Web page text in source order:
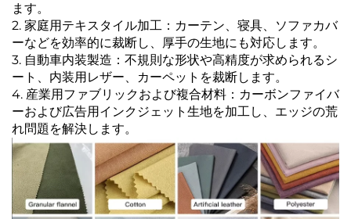
ます。
2. 家庭用テキスタイル加工：カーテン、寝具、ソファカバ
ーなどを効率的に裁断し、厚手の生地にも対応します。
3. 自動車内装製造：不規則な形状や高精度が求められるシ
ート、内装用レザー、カーペットを裁断します。
4. 産業用ファブリックおよび複合材料：カーボンファイバ
ーおよび広告用インクジェット生地を加工し、エッジの荒
れ問題を解決します。